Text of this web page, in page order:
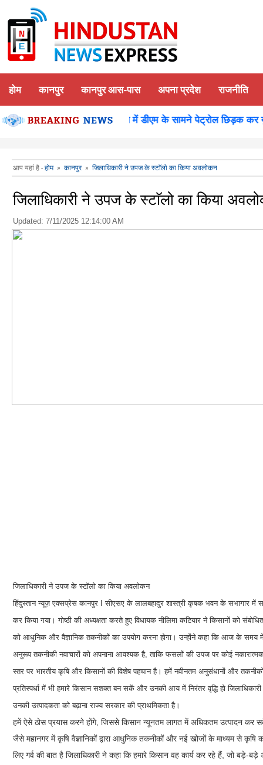
होम कानपुर कानपुर आस-पास अपना प्रदेश राजनीति
पूजन कानपुर-समाधान दिवस में डीएम के सामने पेट्रोल छिड़क कर युवक
आप यहां है - होम» कानपुर» जिलाधिकारी ने उपज के स्टाॅलो का किया अवलोकन
जिलाधिकारी ने उपज के स्टाॅलो का किया
Updated: 7/11/2025 12:14:00 AM
जिलाधिकारी ने उपज के स्टाॅलो का किया अवलोकन
हिंदुस्तान न्यूज़ एक्सप्रेस कानपुर I सीएसए के लालबहादुर शास्त्री कृषक भवन के सभागार में
कर किया गया। गोष्ठी की अध्यक्षता करते हुए विधायक नीलिमा कटियार ने किसानों को
को आधुनिक और वैज्ञानिक तकनीकों का उपयोग करना होगा। उन्होंने कहा कि आज के
अनुरूप तकनीकी नवाचारों को अपनाना आवश्यक है, ताकि फसलों की उपज पर कोई
स्तर पर भारतीय कृषि और किसानों की विशेष पहचान है। हमें नवीनतम अनुसंधानों और
प्रतिस्पर्धा में भी हमारे किसान सशक्त बन सकें और उनकी आय में निरंतर वृद्धि हो
उनकी उत्पादकता को बढ़ाना राज्य सरकार की प्राथमिकता है।
हमें ऐसे ठोस प्रयास करने होंगे, जिससे किसान न्यूनतम लागत में अधिकतम उत्पादन कर
जैसे महानगर में कृषि वैज्ञानिकों द्वारा आधुनिक तकनीकों और नई खोजों के माध्यम से
लिए गर्व की बात है जिलाधिकारी ने कहा कि हमारे किसान वह कार्य कर रहे हैं, जो